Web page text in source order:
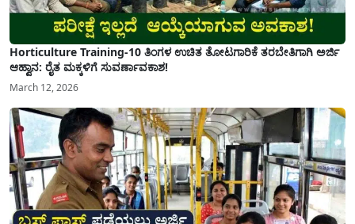
Horticulture Training-10 ತಿಂಗಳ ಉಚಿತ ತೋಟಗಾರಿಕೆ ತರಬೇತಿಗಾಗಿ ಅರ್ಜಿ
ಆಹ್ವಾನ: ರೈತ ಮಕ್ಕಳಿಗೆ ಸುವರ್ಣಾವಕಾಶ!
March 12, 2026